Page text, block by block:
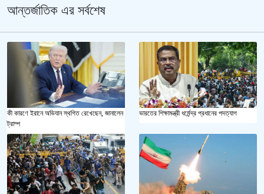
আন্তর্জাতিক এর সর্বশেষ
কী কারণে ইরানে অভিযান স্থগিত রেখেছেন, জানালেন
ট্রাম্প
ভারতের শিক্ষামন্ত্রী ধর্মেন্দ্র প্রধানের পদত্যাগ